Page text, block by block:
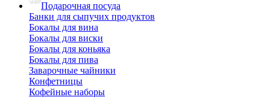
Подарочная посуда
Банки для сыпучих продуктов
Бокалы для вина
Бокалы для виски
Бокалы для коньяка
Бокалы для пива
Заварочные чайники
Конфетницы
Кофейные наборы